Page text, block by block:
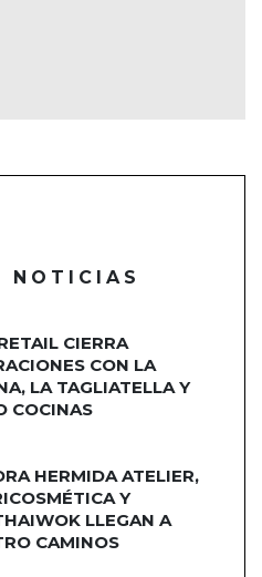
NOTICIAS
CIERRA
CON LA
LA TAGLIATELLA Y
COCINAS
HERMIDA ATELIER,
Y
LLEGAN A
CAMINOS